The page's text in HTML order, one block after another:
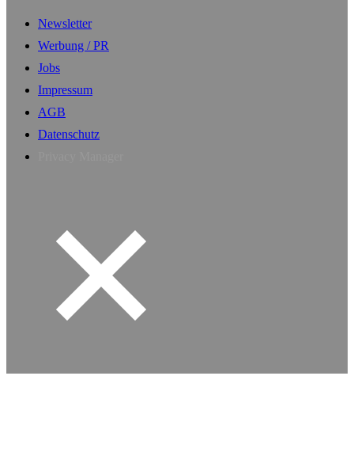
Newsletter
Werbung / PR
Jobs
Impressum
AGB
Datenschutz